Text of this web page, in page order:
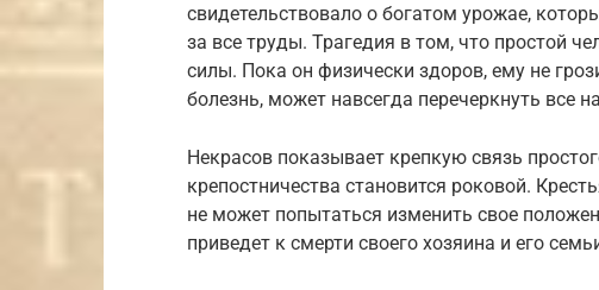
свидетельствовало о богатом урожае,
за все труды. Трагедия в том, что простой
силы. Пока он физически здоров, ему не
болезнь, может навсегда перечеркнуть все
Некрасов показывает крепкую связь
крепостничества становится роковой.
не может попытаться изменить свое
приведет к смерти своего хозяина и его